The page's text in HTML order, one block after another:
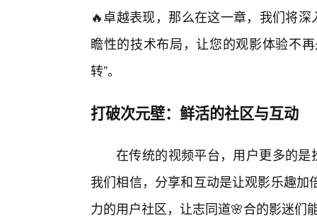
🔥卓越表现，那么在这一章，我们将
瞻性的技术布局，让您的观影体验不
转”。
打破次元壁：鲜活的社区与互动
在传统的视频平台，用户更多的
我们相信，分享和互动是让观影乐趣
力的用户社区，让志同道🌸合的影迷们